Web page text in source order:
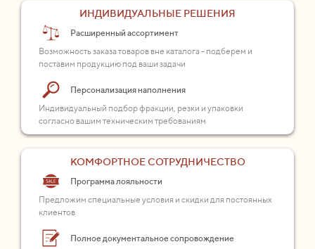
ИНДИВИДУАЛЬНЫЕ РЕШЕНИЯ
Расширенный ассортимент
Возможность заказа товаров вне каталога - подберем и
поставим продукцию под ваши задачи
Персонализация наполнения
Индивидуальный подбор фракции, резки и упаковки
согласно вашим техническим требованиям
КОМФОРТНОЕ СОТРУДНИЧЕСТВО
Программа лояльности
Предложим специальные условия и скидки для постоянных
клиентов
Полное документальное сопровождение